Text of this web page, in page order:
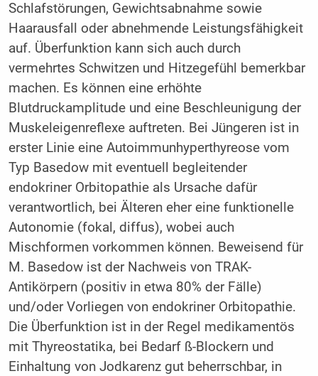
Schlafstörungen, Gewichtsabnahme sowie
Haarausfall oder abnehmende Leistungsfähigkeit
auf. Überfunktion kann sich auch durch
vermehrtes Schwitzen und Hitzegefühl bemerkbar
machen. Es können eine erhöhte
Blutdruckamplitude und eine Beschleunigung der
Muskeleigenreflexe auftreten. Bei Jüngeren ist in
erster Linie eine Autoimmunhyperthyreose vom
Typ Basedow mit eventuell begleitender
endokriner Orbitopathie als Ursache dafür
verantwortlich, bei Älteren eher eine funktionelle
Autonomie (fokal, diffus), wobei auch
Mischformen vorkommen können. Beweisend für
M. Basedow ist der Nachweis von TRAK-
Antikörpern (positiv in etwa 80% der Fälle)
und/oder Vorliegen von endokriner Orbitopathie.
Die Überfunktion ist in der Regel medikamentös
mit Thyreostatika, bei Bedarf ß-Blockern und
Einhaltung von Jodkarenz gut beherrschbar, in